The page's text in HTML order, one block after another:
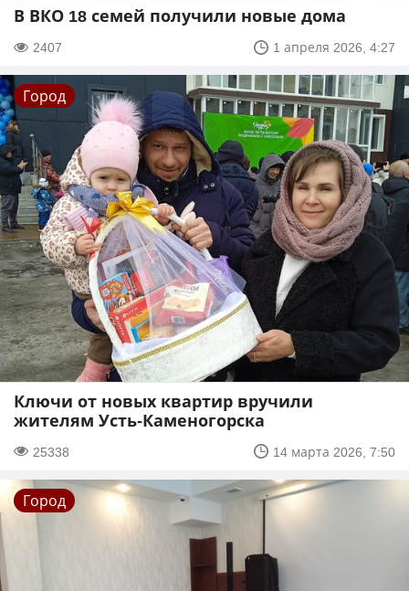
В ВКО 18 семей получили новые дома
2407 1 апреля 2026, 4:27
Город
Ключи от новых квартир вручили
жителям Усть-Каменогорска
25338 14 марта 2026, 7:50
Город